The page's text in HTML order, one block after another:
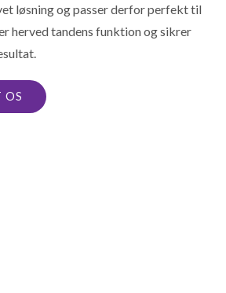
løsning og passer derfor perfekt til
herved tandens funktion og sikrer
OS